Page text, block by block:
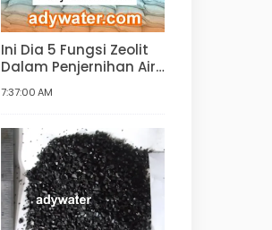
Ini Dia 5 Fungsi Zeolit
Dalam Penjernihan Air!
Kegunaan Zeolit
dalam Pengolahan Air
Water Softener
7:37:00 AM